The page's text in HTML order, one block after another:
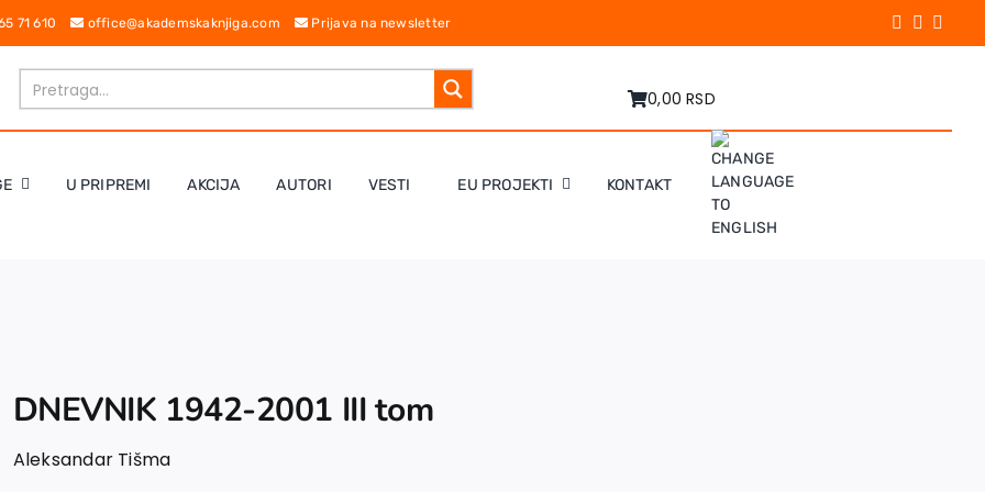
65 71 610 office@akademskaknjiga.com Prijava na newsletter
0,00 RSD
U PRIPREMI AKCIJA AUTORI VESTI EU PROJEKTI KONTAKT
DNEVNIK 1942-2001 III tom
Aleksandar Tišma